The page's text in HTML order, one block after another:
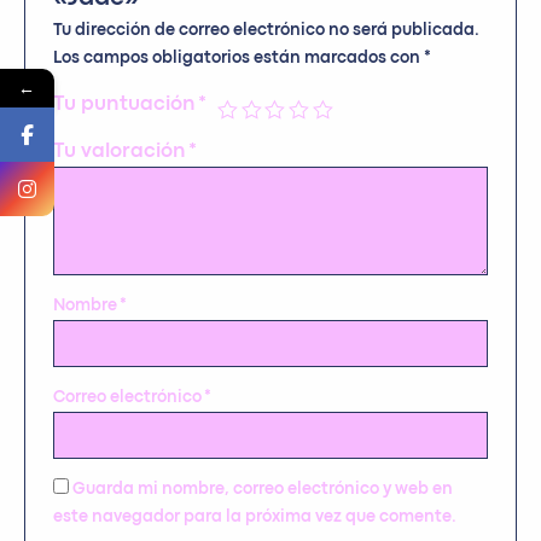
Tu dirección de correo electrónico no será publicada.
Los campos obligatorios están marcados con *
Tu puntuación *
Tu valoración *
Nombre *
Correo electrónico *
Guarda mi nombre, correo electrónico y web en
este navegador para la próxima vez que comente.
←